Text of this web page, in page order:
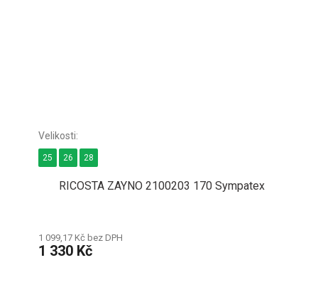
RICOSTA ZAYNO 2100203 170 Sympatex
1 099,17 Kč bez DPH
1 330 Kč
25 26 28